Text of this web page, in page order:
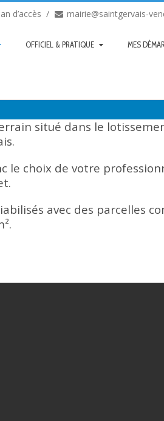
d’accès mairie@saintgervais-
OFFICIEL & PRATIQUE MES
situé dans le
le choix de votre
avec des parcelles